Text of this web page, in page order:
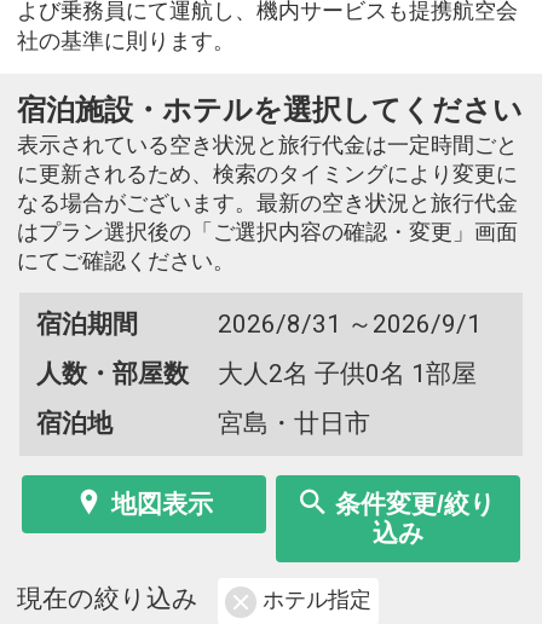
よび乗務員にて運航し、機内サービスも提携航空会
社の基準に則ります。
宿泊施設・ホテルを選択してください
表示されている空き状況と旅行代金は一定時間ごと
に更新されるため、検索のタイミングにより変更に
なる場合がございます。最新の空き状況と旅行代金
はプラン選択後の「ご選択内容の確認・変更」画面
にてご確認ください。
宿泊期間
2026/8/31 ～2026/9/1
人数・部屋数
大人2名 子供0名 1部屋
宿泊地
宮島・廿日市
地図表示
条件変更/絞り
込み
現在の絞り込み ホテル指定